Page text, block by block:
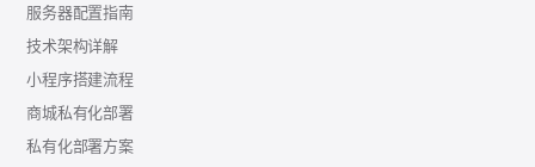
服务器配置指南
技术架构详解
小程序搭建流程
商城私有化部署
私有化部署方案